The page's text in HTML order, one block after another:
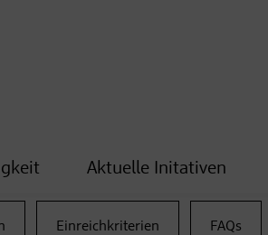
Aktuelle Initativen
Einreichkriterien FAQs